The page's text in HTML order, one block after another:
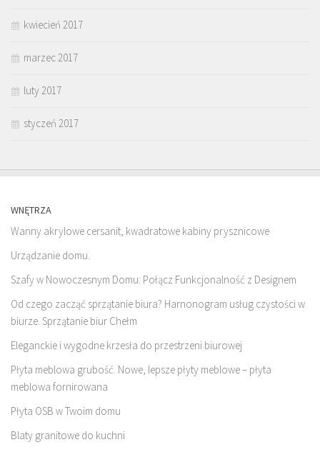
kwiecień 2017
marzec 2017
luty 2017
styczeń 2017
WNĘTRZA
Wanny akrylowe cersanit, kwadratowe kabiny prysznicowe
Urządzanie domu.
Szafy w Nowoczesnym Domu: Połącz Funkcjonalność z Designem
Od czego zacząć sprzątanie biura? Harnonogram usług czystości w
biurze. Sprzątanie biur Chełm
Eleganckie i wygodne krzesła do przestrzeni biurowej
Płyta meblowa grubość. Nowe, lepsze płyty meblowe – płyta
meblowa fornirowana
Płyta OSB w Twoim domu
Blaty granitowe do kuchni